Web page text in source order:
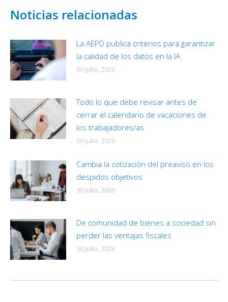
Noticias relacionadas
La AEPD publica criterios para garantizar
la calidad de los datos en la IA
30 julio, 2026
Todo lo que debe revisar antes de
cerrar el calendario de vacaciones de
los trabajadores/as
30 julio, 2026
Cambia la cotización del preaviso en los
despidos objetivos
30 julio, 2026
De comunidad de bienes a sociedad sin
perder las ventajas fiscales
30 julio, 2026